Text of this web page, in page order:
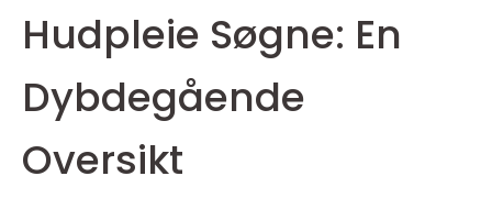
Hudpleie Søgne: En
Dybdegående
Oversikt